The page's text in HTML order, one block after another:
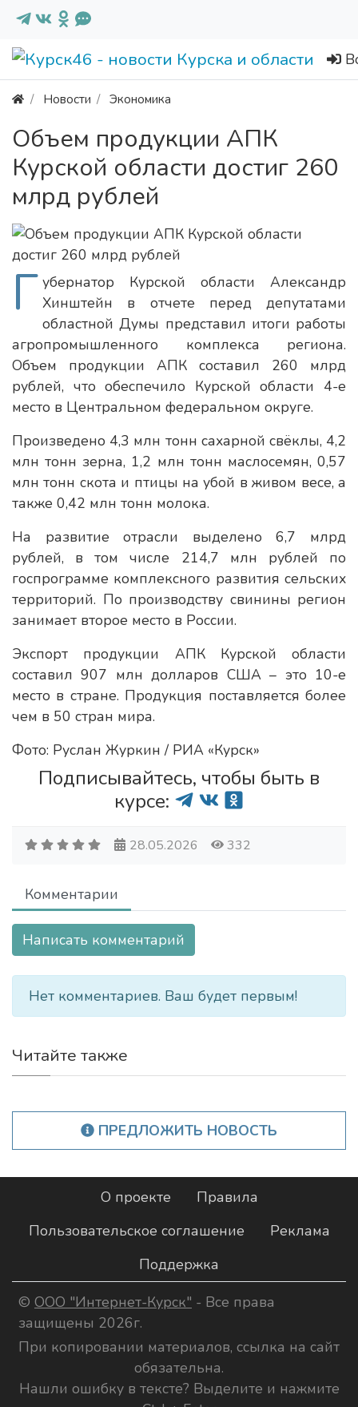
Новости Экономика
Объем продукции АПК
Курской области достиг 260
млрд рублей
Г убернатор Курской области Александр
Хинштейн в отчете перед депутатами
областной Думы представил итоги работы
агропромышленного комплекса региона.
Объем продукции АПК составил 260 млрд
рублей, что обеспечило Курской области 4-е
место в Центральном федеральном округе.
Произведено 4,3 млн тонн сахарной свёклы, 4,2
млн тонн зерна, 1,2 млн тонн маслосемян, 0,57
млн тонн скота и птицы на убой в живом весе, а
также 0,42 млн тонн молока.
На развитие отрасли выделено 6,7 млрд
рублей, в том числе 214,7 млн рублей по
госпрограмме комплексного развития сельских
территорий. По производству свинины регион
занимает второе место в России.
Экспорт продукции АПК Курской области
составил 907 млн долларов США – это 10-е
место в стране. Продукция поставляется более
чем в 50 стран мира.
Фото: Руслан Журкин / РИА «Курск»
Подписывайтесь, чтобы быть в
курсе:
28.05.2026 332
Комментарии
Написать комментарий
Нет комментариев. Ваш будет первым!
Читайте также
ПРЕДЛОЖИТЬ НОВОСТЬ
О проекте
Правила
Пользовательское соглашение
Реклама
Поддержка
© ООО "Интернет-Курск" - Все права
защищены 2026г.
При копировании материалов, ссылка на сайт
обязательна.
Нашли ошибку в тексте? Выделите и нажмите